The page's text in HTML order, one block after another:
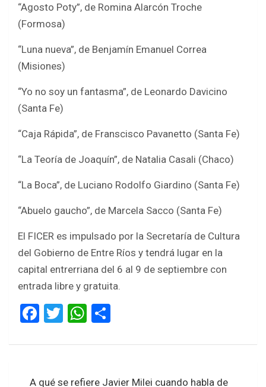
“Agosto Poty”, de Romina Alarcón Troche
(Formosa)
“Luna nueva”, de Benjamín Emanuel Correa
(Misiones)
“Yo no soy un fantasma”, de Leonardo Davicino
(Santa Fe)
“Caja Rápida”, de Franscisco Pavanetto (Santa Fe)
“La Teoría de Joaquín”, de Natalia Casali (Chaco)
“La Boca”, de Luciano Rodolfo Giardino (Santa Fe)
“Abuelo gaucho”, de Marcela Sacco (Santa Fe)
El FICER es impulsado por la Secretaría de Cultura
del Gobierno de Entre Ríos y tendrá lugar en la
capital entrerriana del 6 al 9 de septiembre con
entrada libre y gratuita.
F
ce
T
tt
W
at ar
A qué se refiere Javier Milei cuando habla de